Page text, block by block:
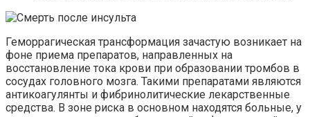
Геморрагическая трансформация зачастую возникает на
фоне приема препаратов, направленных на
восстановление тока крови при образовании тромбов в
сосудах головного мозга. Такими препаратами являются
антикоагулянты и фибринолитические лекарственные
средства. В зоне риска в основном находятся больные, у